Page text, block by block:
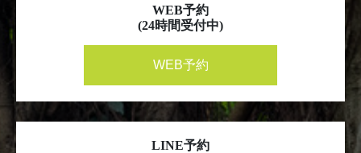
WEB予約
(24時間受付中)
WEB予約
LINE予約